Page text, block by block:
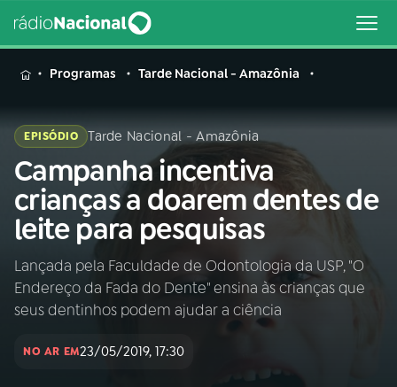
MENU
Buscar
na
Rádio
Nacional
Buscar
AO VIVO
Programas Tarde Nacional - Amazônia
EPISÓDIO Tarde Nacional - Amazônia
Campanha incentiva
crianças a doarem dentes de
leite para pesquisas
Lançada pela Faculdade de Odontologia da USP, "O
Endereço da Fada do Dente" ensina às crianças que
seus dentinhos podem ajudar a ciência
NO AR EM23/05/2019, 17:30